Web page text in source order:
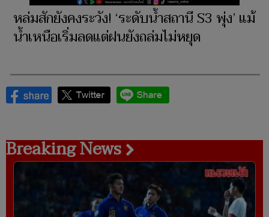
หล่มสักยังคงระวัง! ‘ระดับน้ำสถานี S3 พุ่ง’ แม้
น้ำเหนือเริ่มลดแต่ฝนยังถล่มไม่หยุด
Breaking News